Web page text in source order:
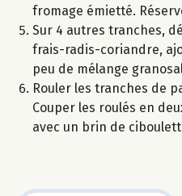
fromage émietté.
Sur 4 autres tranches,
frais-radis-coriandre,
peu de mélange
Rouler les tranches de
Couper les roulés en
avec un brin de